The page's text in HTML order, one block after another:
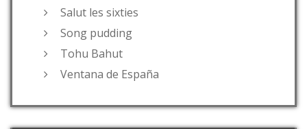
Salut les sixties
Song pudding
Tohu Bahut
Ventana de España